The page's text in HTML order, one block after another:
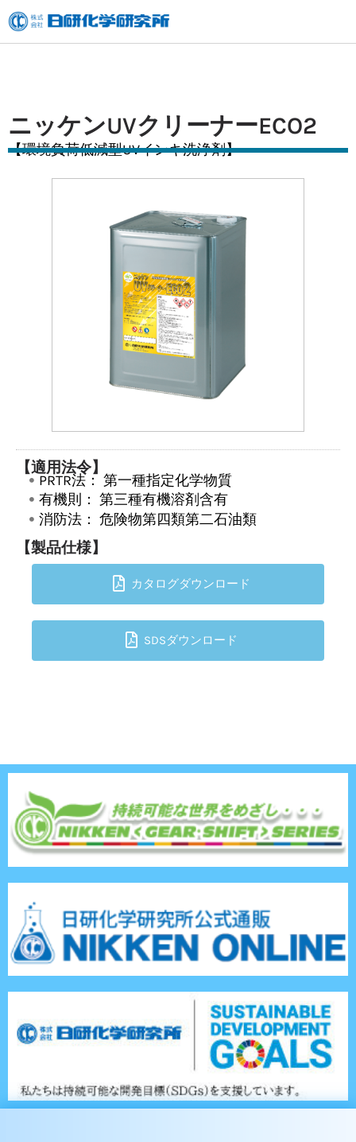
内
キニッケンUVクリーナーECO2
【環境負荷低減型UVインキ洗浄剤】
【適用法令】
PRTR法： 第一種指定化学物質
有機則： 第三種有機溶剤含有
消防法： 危険物第四類第二石油類
【製品仕様】
カタログダウンロード
SDSダウンロード